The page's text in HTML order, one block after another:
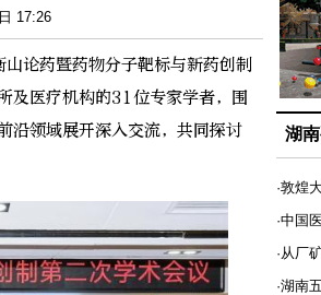
17:26
药暨药物分子靶标与新药创制
及医疗机构的31位专家学者，围
沿领域展开深入交流，共同探讨
湖
·敦煌
·中国
·从厂
·湖南